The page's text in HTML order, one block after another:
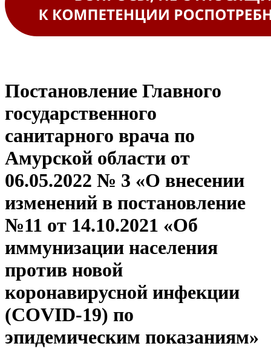
Постановление Главного
государственного
санитарного врача по
Амурской области от
06.05.2022 № 3 «О внесении
изменений в постановление
№11 от 14.10.2021 «Об
иммунизации населения
против новой
коронавирусной инфекции
(COVID-19) по
эпидемическим показаниям»